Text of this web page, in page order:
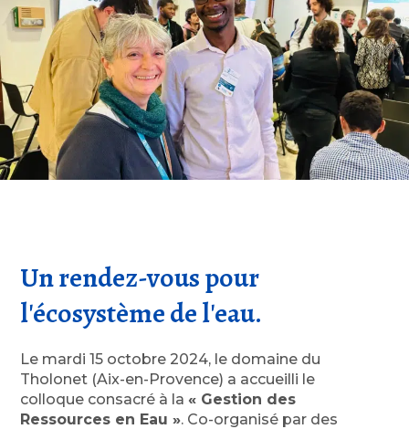
Un rendez-vous pour
l'écosystème de l'eau.
Le mardi 15 octobre 2024, le domaine du
Tholonet (Aix-en-Provence) a accueilli le
colloque consacré à la « Gestion des
Ressources en Eau ». Co-organisé par des